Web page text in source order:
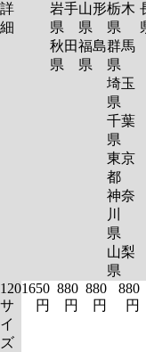
詳
細
岩手
県
秋田
県
山形
県
福島
県
栃木
県
群馬
県
埼玉
県
千葉
県
東京
都
神奈
川
県
山梨
県
120
サ
イ
ズ
1650
円
880
円
880
円
880
円